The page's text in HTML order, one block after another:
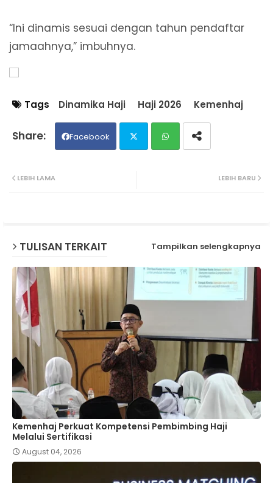
“Ini dinamis sesuai dengan tahun pendaftar
jamaahnya,” imbuhnya.
Tags Dinamika Haji Haji 2026 Kemenhaj
Facebook
p
LEBIH BARU
LEBIH LAMA
TULISAN TERKAIT Tampilkan selengkapnya
Kemenhaj Perkuat Kompetensi Pembimbing Haji
Melalui Sertifikasi
August 04, 2026